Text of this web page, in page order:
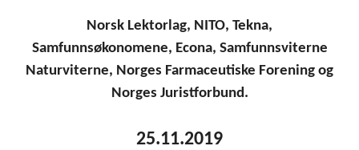
Norsk Lektorlag, NITO, Tekna,
Samfunnsøkonomene, Econa, Samfunnsviterne
Naturviterne, Norges Farmaceutiske Forening og
Norges Juristforbund.
25.11.2019